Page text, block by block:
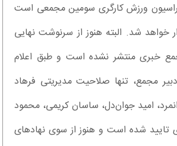
ورزش کارگری سومین مجمعی است
خواهد شد. البته هنوز از سرنوشت نهایی
خبری منتشر نشده است و طبق اعلام
مجمع، تنها صلاحیت مدیریتی فرهاد
امید جوان‌دل، ساسان کریمی، محمود
تایید شده است و هنوز از سوی نهادهای